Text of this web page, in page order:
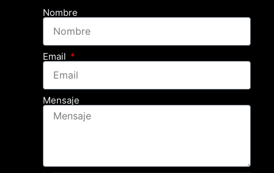
Nombre
Email
Mensaje